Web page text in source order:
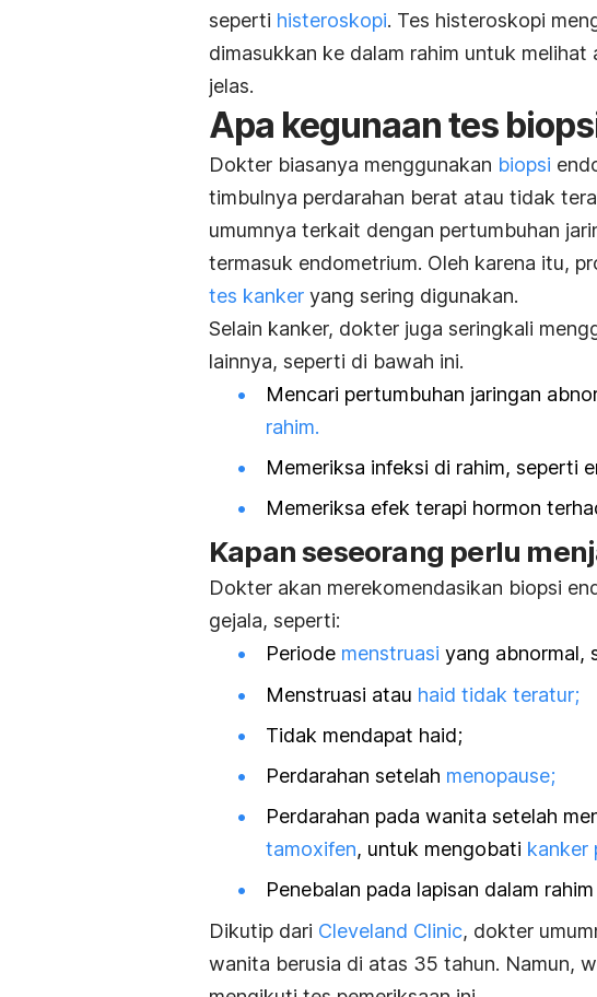
seperti histeroskopi. Tes histeroskopi
dimasukkan ke dalam rahim untuk
jelas.
Apa kegunaan tes
Dokter biasanya menggunakan biopsi
timbulnya perdarahan berat atau tidak
umumnya terkait dengan pertumbuhan
termasuk endometrium. Oleh karena itu,
tes kanker yang sering digunakan.
Selain kanker, dokter juga seringkali
lainnya, seperti di bawah ini.
Mencari pertumbuhan jaringan
rahim.
Memeriksa infeksi di rahim, seperti
Memeriksa efek terapi hormon
Kapan seseorang perlu
Dokter akan merekomendasikan biopsi
gejala, seperti:
Periode menstruasi yang abnormal,
Menstruasi atau haid tidak teratur;
Tidak mendapat haid;
Perdarahan setelah menopause;
Perdarahan pada wanita setelah
tamoxifen, untuk mengobati kanker
Penebalan pada lapisan dalam
Dikutip dari Cleveland Clinic, dokter
wanita berusia di atas 35 tahun. Namun,